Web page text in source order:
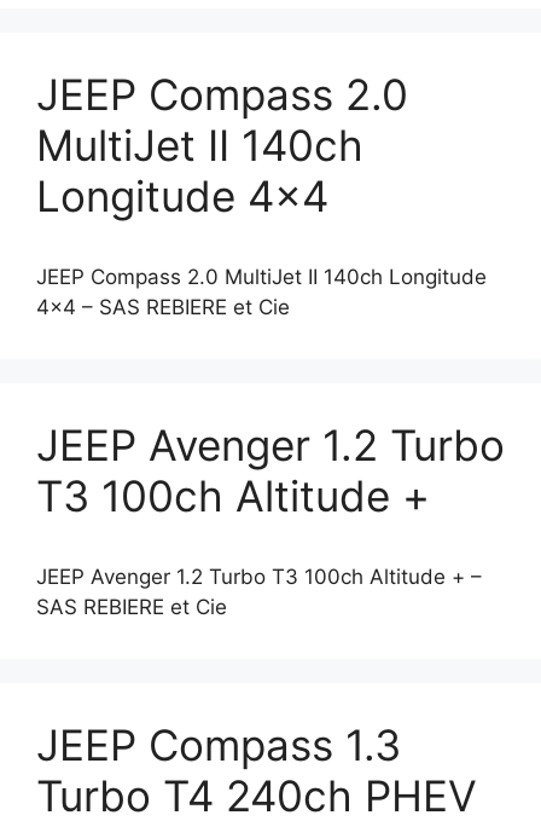
JEEP Compass 2.0
MultiJet II 140ch
Longitude 4×4
JEEP Compass 2.0 MultiJet II 140ch Longitude
4×4 – SAS REBIERE et Cie
JEEP Avenger 1.2 Turbo
T3 100ch Altitude +
JEEP Avenger 1.2 Turbo T3 100ch Altitude + –
SAS REBIERE et Cie
JEEP Compass 1.3
Turbo T4 240ch PHEV